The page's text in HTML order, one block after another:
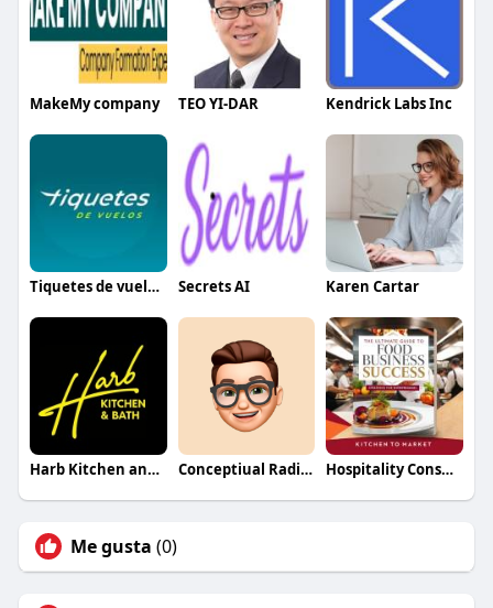
MakeMy company TEO YI-DAR Kendrick Labs Inc
Tiquetes de vuelos España Secrets AI Karen Cartar
Harb Kitchen and Bath Conceptiual Radiology Hospitality Consultant UK
Me gusta (0)